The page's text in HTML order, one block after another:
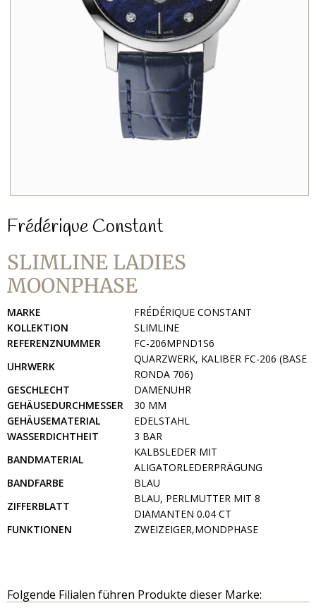
Frédérique Constant
SLIMLINE LADIES
MOONPHASE
MARKE
FRÉDÉRIQUE CONSTANT
KOLLEKTION
SLIMLINE
REFERENZNUMMER
FC-206MPND1S6
UHRWERK
QUARZWERK, KALIBER FC-206 (BASE
RONDA 706)
GESCHLECHT
DAMENUHR
GEHÄUSEDURCHMESSER
30 MM
GEHÄUSEMATERIAL
EDELSTAHL
WASSERDICHTHEIT
3 BAR
BANDMATERIAL
KALBSLEDER MIT
ALIGATORLEDERPRÄGUNG
BANDFARBE
BLAU
ZIFFERBLATT
BLAU, PERLMUTTER MIT 8
DIAMANTEN 0.04 CT
FUNKTIONEN
ZWEIZEIGER,MONDPHASE
Folgende Filialen führen Produkte dieser Marke: